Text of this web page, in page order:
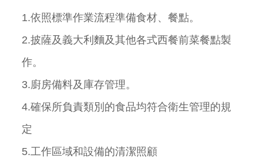
1.依照標準作業流程準備食材、餐點。
2.披薩及義大利麵及其他各式西餐前菜餐點製
作。
3.廚房備料及庫存管理。
4.確保所負責類別的食品均符合衛生管理的規
定
5.工作區域和設備的清潔照顧